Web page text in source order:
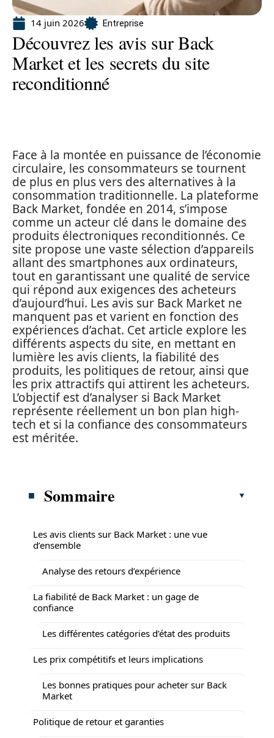
14 juin 2026 Entreprise
Découvrez les avis sur Back
Market et les secrets du site
reconditionné
Face à la montée en puissance de l’économie
circulaire, les consommateurs se tournent
de plus en plus vers des alternatives à la
consommation traditionnelle. La plateforme
Back Market, fondée en 2014, s’impose
comme un acteur clé dans le domaine des
produits électroniques reconditionnés. Ce
site propose une vaste sélection d’appareils
allant des smartphones aux ordinateurs,
tout en garantissant une qualité de service
qui répond aux exigences des acheteurs
d’aujourd’hui. Les avis sur Back Market ne
manquent pas et varient en fonction des
expériences d’achat. Cet article explore les
différents aspects du site, en mettant en
lumière les avis clients, la fiabilité des
produits, les politiques de retour, ainsi que
les prix attractifs qui attirent les acheteurs.
L’objectif est d’analyser si Back Market
représente réellement un bon plan high-
tech et si la confiance des consommateurs
est méritée.
Sommaire
Les avis clients sur Back Market : une vue
d’ensemble
Analyse des retours d’expérience
La fiabilité de Back Market : un gage de
confiance
Les différentes catégories d’état des produits
Les prix compétitifs et leurs implications
Les bonnes pratiques pour acheter sur Back
Market
Politique de retour et garanties